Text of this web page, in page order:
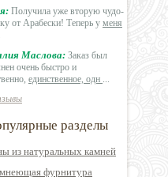
Получила уже вторую чудо-
от Арабески! Теперь у меня
Маслова: Заказ был
очень быстро и
единственное, одн ...
разделы
из натуральных камней
фурнитура